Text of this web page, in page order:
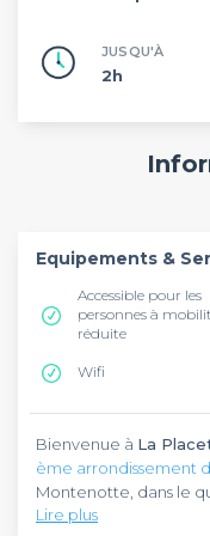
JUSQU'À
2h
Equipements &
Accessible pour les
personnes à
réduite
Wifi
Bienvenue à La
ème arrondissement
Montenotte, dans le
prenez l’une des
Lire plus